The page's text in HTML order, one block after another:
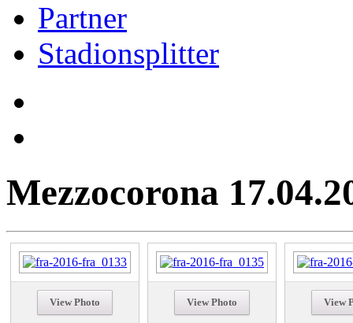
Partner
Stadionsplitter
Mezzocorona
View Photo View Photo View